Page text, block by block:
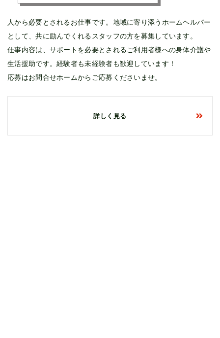
人から必要とされるお仕事です。地域に寄り添うホームヘルパー
として、共に励んでくれるスタッフの方を募集しています。
仕事内容は、サポートを必要とされるご利用者様への身体介護や
生活援助です。経験者も未経験者も歓迎しています！
応募はお問合せホームからご応募くださいませ。
詳しく見る